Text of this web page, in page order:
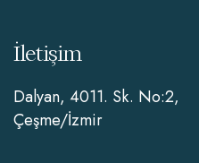
İletişim
Dalyan, 4011. Sk. No:2,
Çeşme/İzmir